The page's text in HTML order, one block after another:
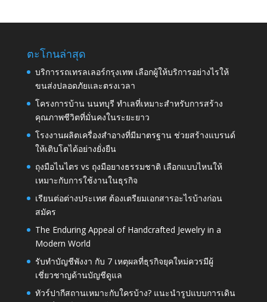
ตะโกนล่าสุด
บริการรถเทรลเลอร์กรุงเทพ เลือกผู้ให้บริการอย่างไรให้
ขนส่งปลอดภัยและตรงเวลา
โครงการบ้าน นนทบุรี ทำเลที่เหมาะสำหรับการสร้าง
คุณภาพชีวิตที่มั่นคงในระยะยาว
โรงงานผลิตเครื่องสำอางที่มีมาตรฐาน ช่วยสร้างแบรนด์
ให้เติบโตได้อย่างยั่งยืน
ถุงมือไนไตร vs ถุงมือยางธรรมชาติ เลือกแบบไหนให้
เหมาะกับการใช้งานในธุรกิจ
เรียนต่อต่างประเทศ ต้องเตรียมเอกสารอะไรบ้างก่อน
สมัคร
The Enduring Appeal of Handcrafted Jewelry in a
Modern World
รับทำบัญชีพังงา กับ 7 เหตุผลที่ธุรกิจยุคใหม่ควรมีผู้
เชี่ยวชาญด้านบัญชีดูแล
ทัวร์ปากีสถานเหมาะกับใครบ้าง? แนะนำรูปแบบการเดิน